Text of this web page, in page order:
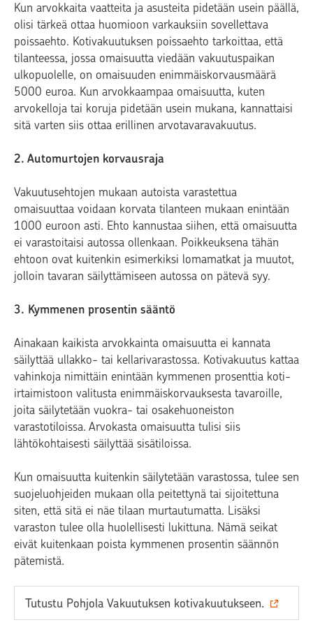
Kun arvokkaita vaatteita ja asusteita pidetään usein päällä,
olisi tärkeä ottaa huomioon varkauksiin sovellettava
poissaehto. Kotivakuutuksen poissaehto tarkoittaa, että
tilanteessa, jossa omaisuutta viedään vakuutuspaikan
ulkopuolelle, on omaisuuden enimmäiskorvausmäärä
5000 euroa. Kun arvokkaampaa omaisuutta, kuten
arvokelloja tai koruja pidetään usein mukana, kannattaisi
sitä varten siis ottaa erillinen arvotavaravakuutus.
2. Automurtojen korvausraja
Vakuutusehtojen mukaan autoista varastettua
omaisuuttaa voidaan korvata tilanteen mukaan enintään
1000 euroon asti. Ehto kannustaa siihen, että omaisuutta
ei varastoitaisi autossa ollenkaan. Poikkeuksena tähän
ehtoon ovat kuitenkin esimerkiksi lomamatkat ja muutot,
jolloin tavaran säilyttämiseen autossa on pätevä syy.
3. Kymmenen prosentin sääntö
Ainakaan kaikista arvokkainta omaisuutta ei kannata
säilyttää ullakko- tai kellarivarastossa. Kotivakuutus kattaa
vahinkoja nimittäin enintään kymmenen prosenttia koti-
irtaimistoon valitusta enimmäiskorvauksesta tavaroille,
joita säilytetään vuokra- tai osakehuoneiston
varastotiloissa. Arvokasta omaisuutta tulisi siis
lähtökohtaisesti säilyttää sisätiloissa.
Kun omaisuutta kuitenkin säilytetään varastossa, tulee sen
suojeluohjeiden mukaan olla peitettynä tai sijoitettuna
siten, että sitä ei näe tilaan murtautumatta. Lisäksi
varaston tulee olla huolellisesti lukittuna. Nämä seikat
eivät kuitenkaan poista kymmenen prosentin säännön
pätemistä.
Tutustu Pohjola Vakuutuksen kotivakuutukseen.